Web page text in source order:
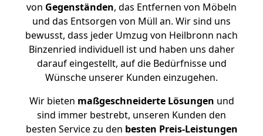
von Gegenständen, das Entfernen von Möbeln
und das Entsorgen von Müll an. Wir sind uns
bewusst, dass jeder Umzug von Heilbronn nach
Binzenried individuell ist und haben uns daher
darauf eingestellt, auf die Bedürfnisse und
Wünsche unserer Kunden einzugehen.
Wir bieten maßgeschneiderte Lösungen und
sind immer bestrebt, unseren Kunden den
besten Service zu den besten Preis-Leistungen